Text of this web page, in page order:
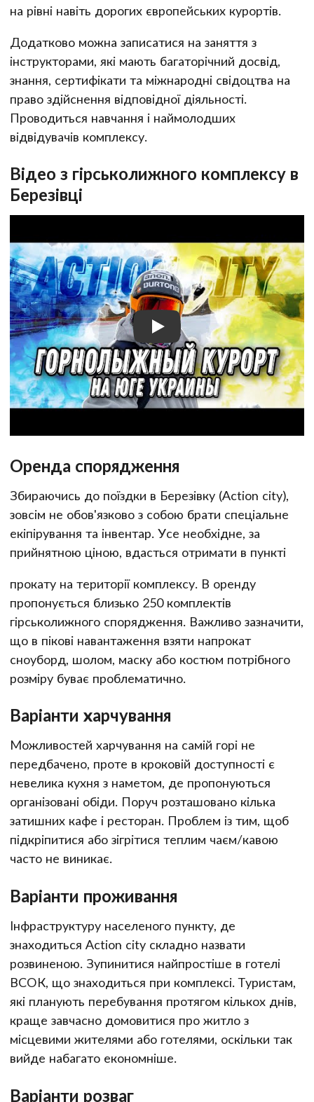
на рівні навіть дорогих європейських курортів.
Додатково можна записатися на заняття з
інструкторами, які мають багаторічний досвід,
знання, сертифікати та міжнародні свідоцтва на
право здійснення відповідної діяльності.
Проводиться навчання і наймолодших
відвідувачів комплексу.
Відео з гірськолижного комплексу в
Березівці
Оренда спорядження
Збираючись до поїздки в Березівку (Action city),
зовсім не обов'язково з собою брати спеціальне
екіпірування та інвентар. Усе необхідне, за
прийнятною ціною, вдасться отримати в пункті
прокату на території комплексу. В оренду
пропонується близько 250 комплектів
гірськолижного спорядження. Важливо зазначити,
що в пікові навантаження взяти напрокат
сноуборд, шолом, маску або костюм потрібного
розміру буває проблематично.
Варіанти харчування
Можливостей харчування на самій горі не
передбачено, проте в кроковій доступності є
невелика кухня з наметом, де пропонуються
організовані обіди. Поруч розташовано кілька
затишних кафе і ресторан. Проблем із тим, щоб
підкріпитися або зігрітися теплим чаєм/кавою
часто не виникає.
Варіанти проживання
Інфраструктуру населеного пункту, де
знаходиться Action city складно назвати
розвиненою. Зупинитися найпростіше в готелі
ВСОК, що знаходиться при комплексі. Туристам,
які планують перебування протягом кількох днів,
краще завчасно домовитися про житло з
місцевими жителями або готелями, оскільки так
вийде набагато економніше.
Варіанти розваг